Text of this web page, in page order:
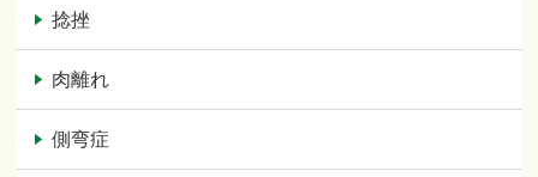
捻挫
肉離れ
側弯症